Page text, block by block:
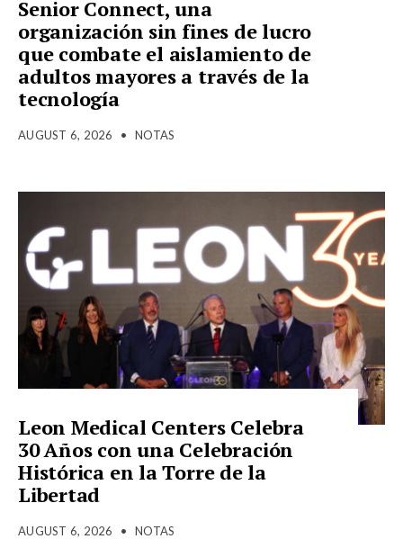
Senior Connect, una
organización sin fines de lucro
que combate el aislamiento de
adultos mayores a través de la
tecnología
AUGUST 6, 2026 • NOTAS
Leon Medical Centers Celebra
30 Años con una Celebración
Histórica en la Torre de la
Libertad
AUGUST 6, 2026 • NOTAS